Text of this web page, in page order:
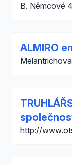
B. Němcové
ALMIRO
http://